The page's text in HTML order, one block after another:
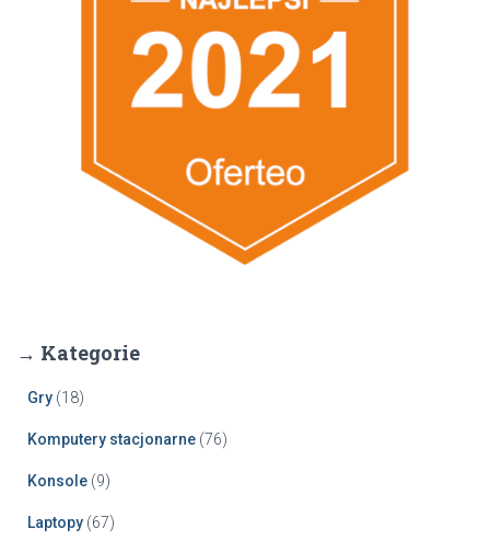
→ Kategorie
Gry (18)
Komputery stacjonarne (76)
Konsole (9)
Laptopy (67)